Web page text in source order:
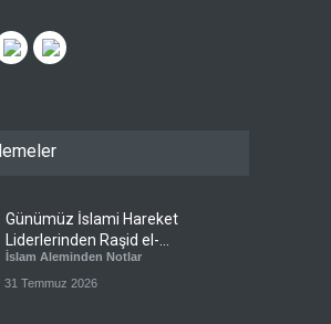
Günümüz İslami Hareket
Liderlerinden Raşid el-
Gannuşi’ye Seküler Faşizmin
Zindanlarında Ağır Tecrit
İslam Aleminden Notlar
31 Temmuz 2026